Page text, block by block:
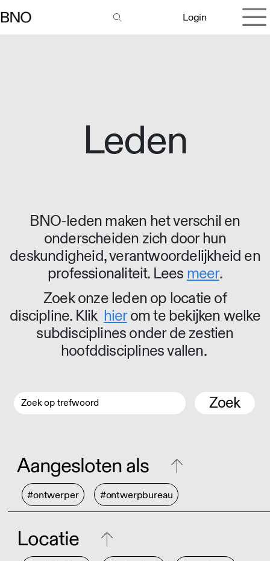
Login
Leden
BNO-leden maken het verschil en
onderscheiden zich door hun
deskundigheid, verantwoordelijkheid en
professionaliteit. Lees meer.
Zoek onze leden op locatie of
discipline. Klik hierom te bekijken welke
subdisciplines onder de zestien
hoofddisciplines vallen.
Zoek
Aangesloten als
#ontwerper #ontwerpbureau
Locatie